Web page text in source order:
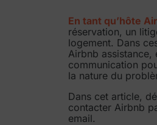
En tant qu’hôte
réservation, un
logement. Dans
Airbnb assistance,
communication
la nature du
Dans cet article,
contacter Airbnb
email.